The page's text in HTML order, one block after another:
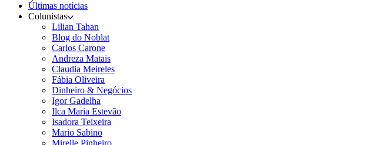
Últimas notícias
Colunistas
Lilian Tahan
Blog do Noblat
Carlos Carone
Andreza Matais
Claudia Meireles
Fábia Oliveira
Dinheiro & Negócios
Igor Gadelha
Ilca Maria Estevão
Isadora Teixeira
Mario Sabino